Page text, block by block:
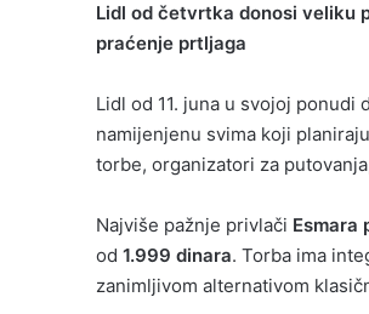
Lidl od četvrtka donosi veliku
praćenje prtljaga
Lidl od 11. juna u svojoj
namijenjenu svima koji
torbe, organizatori za
Najviše pažnje privlači Esmara
od 1.999 dinara. Torba ima
zanimljivom alternativom